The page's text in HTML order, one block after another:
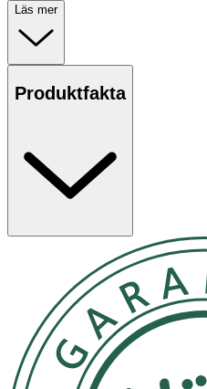
Läs mer
Produktfakta